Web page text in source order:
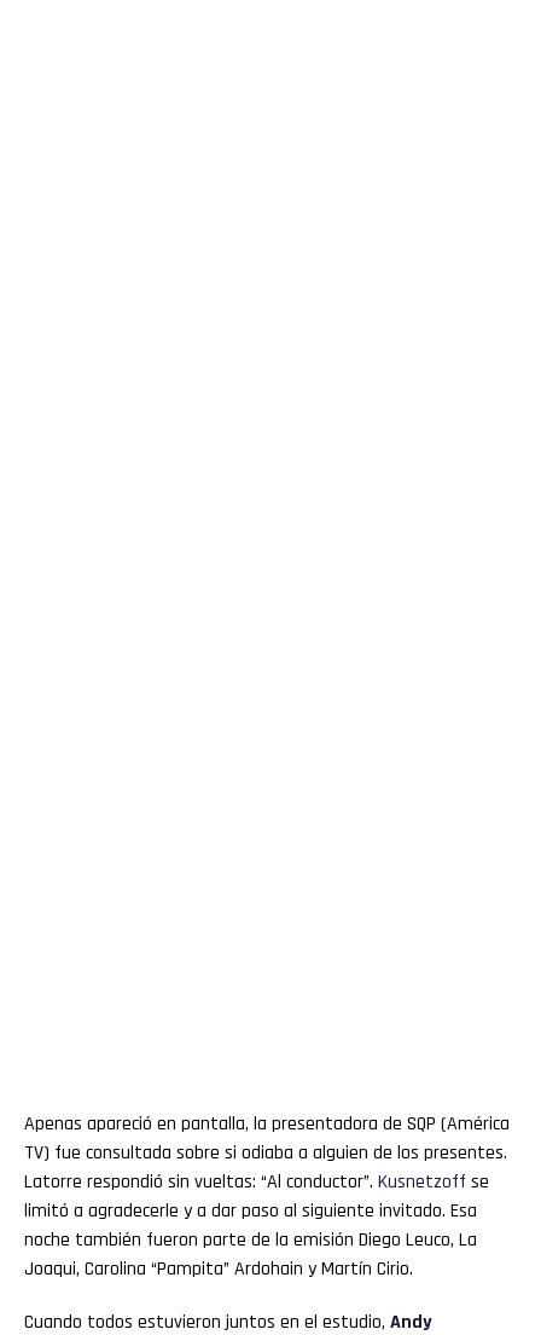
Apenas apareció en pantalla, la presentadora de SQP (América
TV) fue consultada sobre si odiaba a alguien de los presentes.
Latorre respondió sin vueltas: “Al conductor”. Kusnetzoff se
limitó a agradecerle y a dar paso al siguiente invitado. Esa
noche también fueron parte de la emisión Diego Leuco, La
Joaqui, Carolina “Pampita” Ardohain y Martín Cirio.
Cuando todos estuvieron juntos en el estudio, Andy